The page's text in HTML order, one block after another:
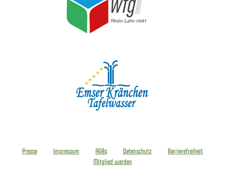
Presse Impressum AGBs Datenschutz
Barrierefreiheit
Mitglied werden